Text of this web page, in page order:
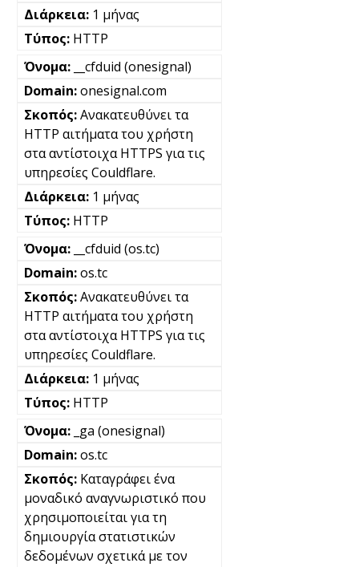
1 μήνας
HTTP
__cfduid (onesignal)
onesignal.com
Ανακατευθύνει τα
HTTP αιτήματα του χρήστη
στα αντίστοιχα HTTPS για τις
υπηρεσίες Couldflare.
1 μήνας
HTTP
__cfduid (os.tc)
os.tc
Ανακατευθύνει τα
HTTP αιτήματα του χρήστη
στα αντίστοιχα HTTPS για τις
υπηρεσίες Couldflare.
1 μήνας
HTTP
_ga (onesignal)
os.tc
Καταγράφει ένα
μοναδικό αναγνωριστικό που
χρησιμοποιείται για τη
δημιουργία στατιστικών
δεδομένων σχετικά με τον